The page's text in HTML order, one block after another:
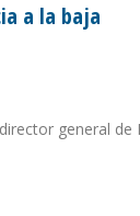
a la baja
general